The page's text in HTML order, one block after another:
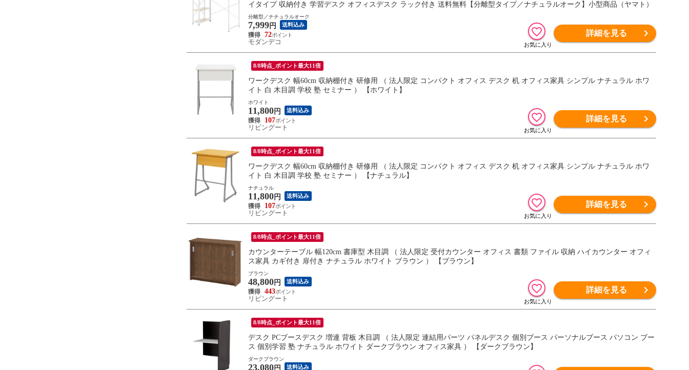
イタイプ 収納付き 学習デスク オフィスデスク ラック付き 送料無料【分離型タイプ／ナチュラルオーク】小型商品（ヤマト）
分離型／ナチュラルオーク
7,999 円 送料込み
72
モダンデコ
詳細を見る
8/8時点_ポイント最大11倍
ワークデスク 幅60cm 収納棚付き 研修用 （ 法人限定 コンパクト オフィス デスク 机 オフィス家具 シンプル ナチュラル ホワ
イト 白 木目調 学校 塾 セミナー ） 【ホワイト】
ホワイト
11,800 円 送料込み
107
リビングート
詳細を見る
8/8時点_ポイント最大11倍
ワークデスク 幅60cm 収納棚付き 研修用 （ 法人限定 コンパクト オフィス デスク 机 オフィス家具 シンプル ナチュラル ホワ
イト 白 木目調 学校 塾 セミナー ） 【ナチュラル】
ナチュラル
11,800 円 送料込み
107
リビングート
詳細を見る
8/8時点_ポイント最大11倍
カウンターテーブル 幅120cm 書庫型 木目調 （ 法人限定 受付カウンター オフィス 書類 ファイル 収納 ハイカウンター オフィ
ス家具 カギ付き 扉付き ナチュラル ホワイト ブラウン ） 【ブラウン】
ブラウン
48,800 円 送料込み
443
リビングート
詳細を見る
8/8時点_ポイント最大11倍
デスク PCブースデスク 増連 背板 木目調 （ 法人限定 連結用パーツ パネルデスク 個別ブース パーソナルブース パソコン ブー
ス 個別学習 塾 ナチュラル ホワイト ダークブラウン オフィス家具 ） 【ダークブラウン】
ダークブラウン
23,080 円 送料込み